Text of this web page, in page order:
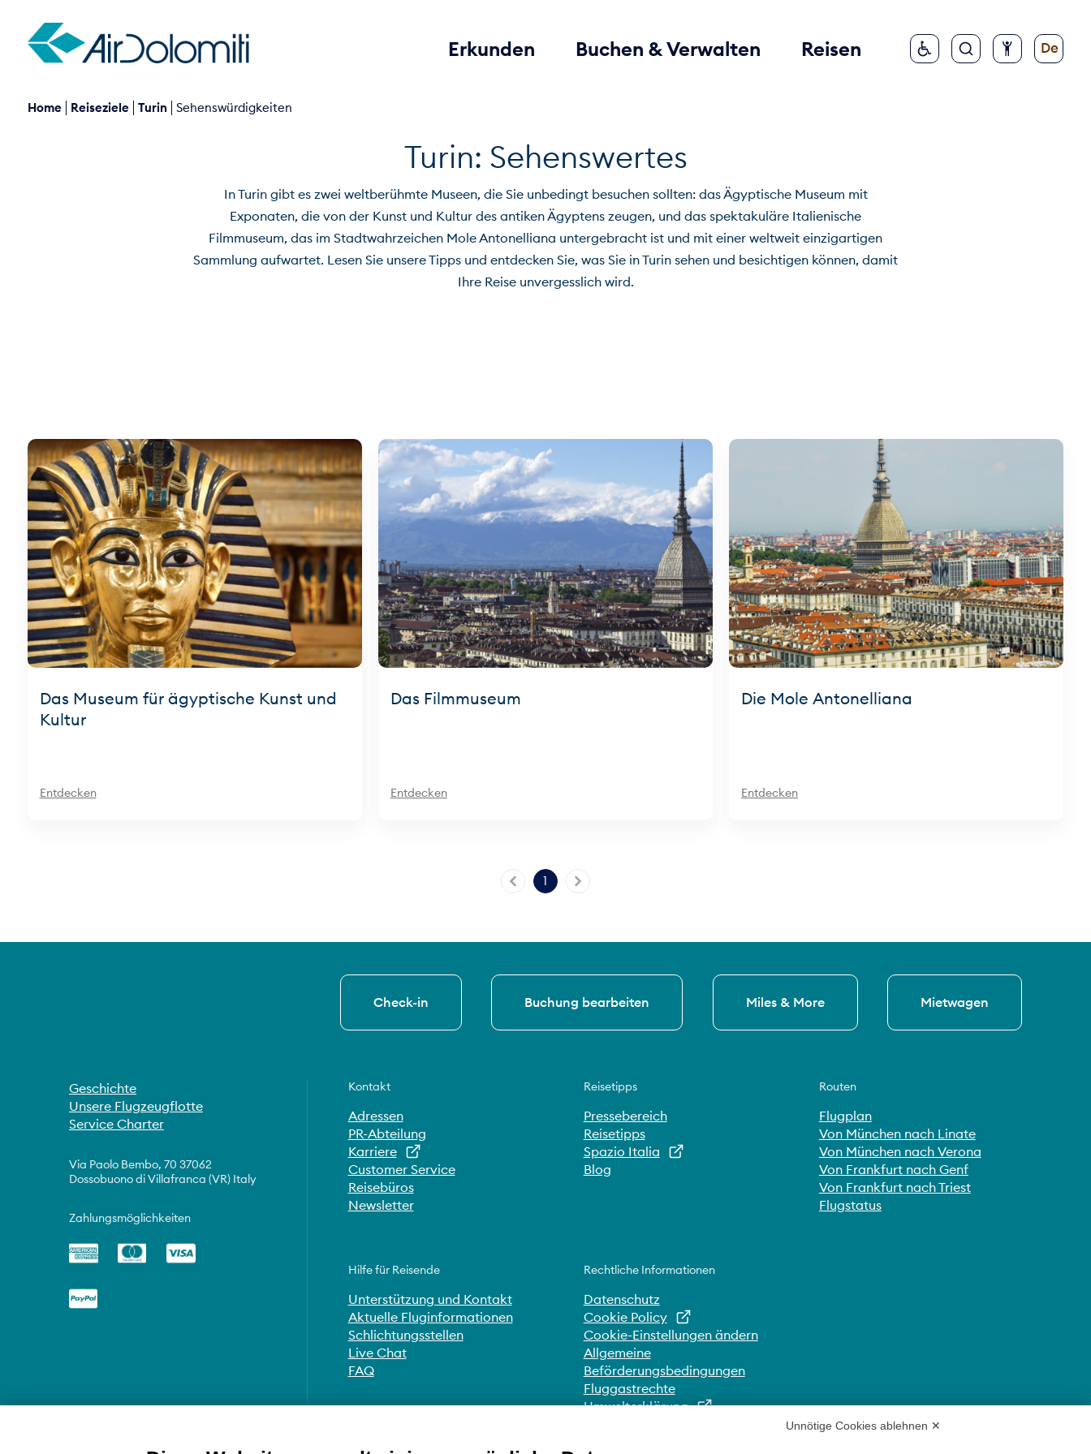
Erkunden Buchen & Verwalten Reisen De
Home Reiseziele Turin Sehenswürdigkeiten
Turin: Sehenswertes
In Turin gibt es zwei weltberühmte Museen, die Sie unbedingt besuchen sollten: das Ägyptische Museum mit
Exponaten, die von der Kunst und Kultur des antiken Ägyptens zeugen, und das spektakuläre Italienische
Filmmuseum, das im Stadtwahrzeichen Mole Antonelliana untergebracht ist und mit einer weltweit einzigartigen
Sammlung aufwartet. Lesen Sie unsere Tipps und entdecken Sie, was Sie in Turin sehen und besichtigen können, damit
Ihre Reise unvergesslich wird.
Das Museum für ägyptische Kunst und
Kultur
Entdecken
Das Filmmuseum
Entdecken
Die Mole Antonelliana
Entdecken
1
Check-in Buchung bearbeiten Miles & More Mietwagen
Geschichte
Unsere Flugzeugflotte
Service Charter
Via Paolo Bembo, 70 37062
Dossobuono di Villafranca (VR) Italy
Zahlungsmöglichkeiten
Kontakt
Adressen
PR-Abteilung
Karriere
Customer Service
Reisebüros
Newsletter
Reisetipps
Pressebereich
Reisetipps
Spazio Italia
Blog
Routen
Flugplan
Von München nach Linate
Von München nach Verona
Von Frankfurt nach Genf
Von Frankfurt nach Triest
Flugstatus
Hilfe für Reisende
Unterstützung und Kontakt
Aktuelle Fluginformationen
Schlichtungsstellen
Live Chat
FAQ
Rechtliche Informationen
Datenschutz
Cookie Policy
Cookie-Einstellungen ändern
Allgemeine
Beförderungsbedingungen
Fluggastrechte
Umwelterklärung
Unnötige Cookies ablehnen ✕